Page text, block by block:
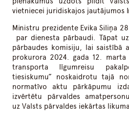
vietniecei juridiskajos jautājumos
Ministru prezidente Evika Siliņa
par dienesta pārbaudi. Tāpat
pārbaudes komisiju, lai saistībā
prokurora 2024. gada 12. marta
transporta līgumreisu
tiesiskumu” noskaidrotu tajā
normatīvo aktu pārkāpumu
izvērtētu pārvaldes
uz Valsts pārvaldes iekārtas